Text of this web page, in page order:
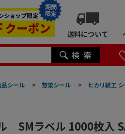
期間
限定
送料について
品シール > 惣菜シール >
ヒカリ紙工
SMラベル 1000枚入